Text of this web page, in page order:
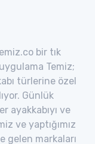
bir tık
Temiz;
türlerine özel
Günlük
ayakkabıyı ve
ve yaptığımız
gelen markaları